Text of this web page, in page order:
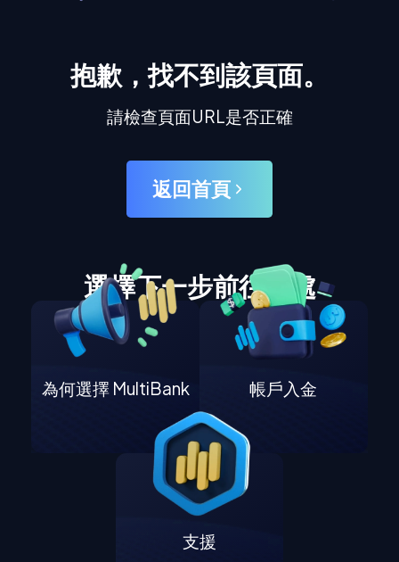
抱歉，找不到該頁面。
請檢查頁面URL是否正確
返回首頁
選擇下一步前往何處
為何選擇 MultiBank 帳戶入金
支援